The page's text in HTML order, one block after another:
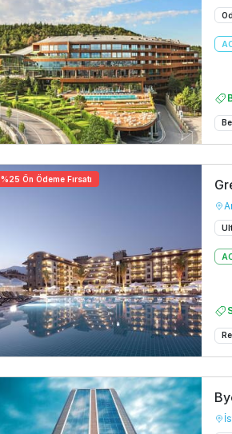
%25 Ön Ödeme Fırsatı